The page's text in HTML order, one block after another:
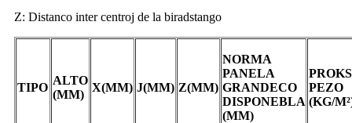
Z: Distanco inter centroj de la biradstango
TIPO
ALTO
(MM)
X(MM) J(MM) Z(MM)
NORMA
PANELA
GRANDECO
DISPONEBLA
(MM)
PEZO
(KG/